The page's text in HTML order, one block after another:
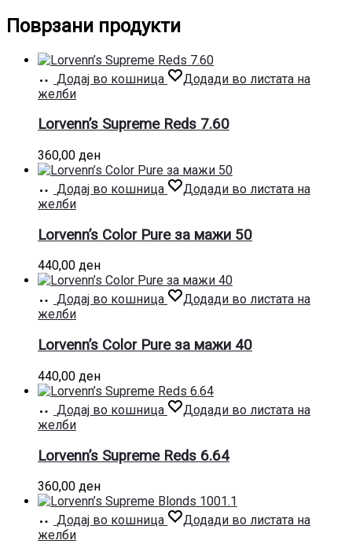
Поврзани продукти
Додај во кошница
Додади во листата на
желби
Lorvenn’s Supreme Reds 7.60
360,00 ден
Додај во кошница
Додади во листата на
желби
Lorvenn’s Color Pure за мажи 50
440,00 ден
Додај во кошница
Додади во листата на
желби
Lorvenn’s Color Pure за мажи 40
440,00 ден
Додај во кошница
Додади во листата на
желби
Lorvenn’s Supreme Reds 6.64
360,00 ден
Додај во кошница
Додади во листата на
желби